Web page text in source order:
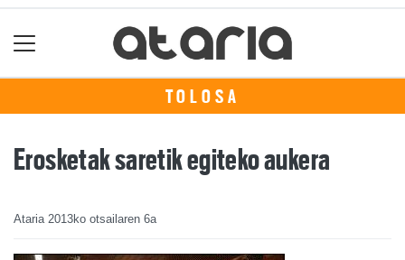
TOLOSA
Erosketak saretik egiteko aukera
Ataria 2013ko otsailaren 6a